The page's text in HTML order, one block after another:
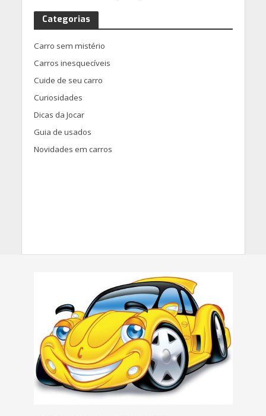
Categorias
Carro sem mistério
Carros inesquecíveis
Cuide de seu carro
Curiosidades
Dicas da Jocar
Guia de usados
Novidades em carros